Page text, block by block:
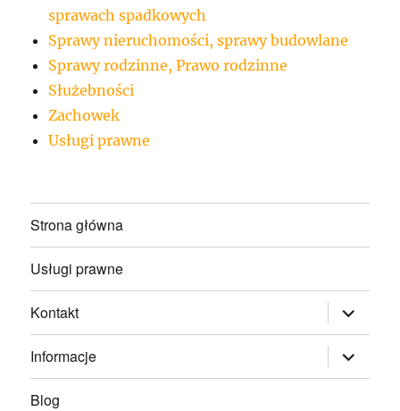
sprawach spadkowych
Sprawy nieruchomości, sprawy budowlane
Sprawy rodzinne, Prawo rodzinne
Służebności
Zachowek
Usługi prawne
Strona główna
Usługi prawne
Kontakt rozwiń
menu
potomne
Informacje
rozwiń
menu
potomne
Blog